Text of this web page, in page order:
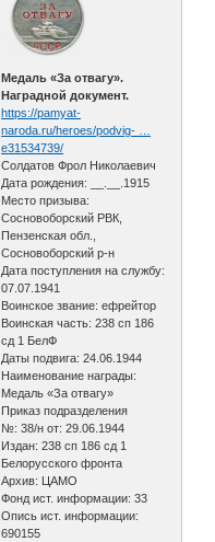
Медаль «За отвагу».
Наградной документ.
https://pamyat-
naroda.ru/heroes/podvig- …
e31534739/
Солдатов Фрол Николаевич
Дата рождения: __.__.1915
Место призыва:
Сосновоборский РВК,
Пензенская обл.,
Сосновоборский р-н
Дата поступления на службу:
07.07.1941
Воинское звание: ефрейтор
Воинская часть: 238 сп 186
сд 1 БелФ
Даты подвига: 24.06.1944
Наименование награды:
Медаль «За отвагу»
Приказ подразделения
№: 38/н от: 29.06.1944
Издан: 238 сп 186 сд 1
Белорусского фронта
Архив: ЦАМО
Фонд ист. информации: 33
Опись ист. информации:
690155